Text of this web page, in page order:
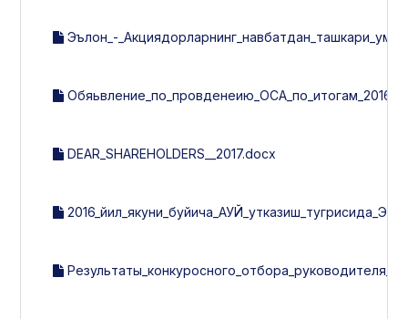
Эълон_-
DEAR_SHAREHOLDERS__2017.docx